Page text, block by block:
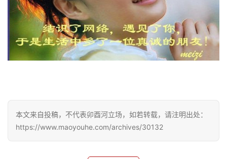
本文来自投稿，不代表卯酉河立场，如若转载，请注明出处：
https://www.maoyouhe.com/archives/30132